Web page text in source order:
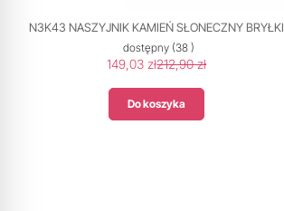
N3K43 NASZYJNIK KAMIEŃ SŁONECZNY BRYŁKI
dostępny (38 )
149,03 zł212,90 zł
Do koszyka